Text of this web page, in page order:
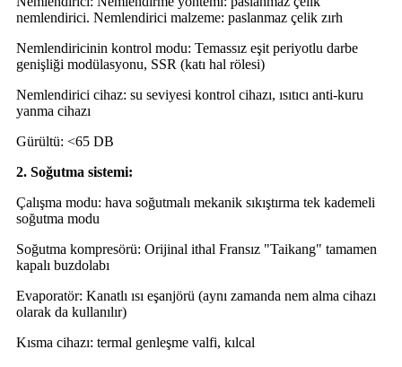
nemlendirici. Nemlendirici malzeme: paslanmaz çelik zırh
Nemlendiricinin kontrol modu: Temassız eşit periyotlu darbe
genişliği modülasyonu, SSR (katı hal rölesi)
Nemlendirici cihaz: su seviyesi kontrol cihazı, ısıtıcı anti-kuru
yanma cihazı
Gürültü: <65 DB
2. Soğutma sistemi:
Çalışma modu: hava soğutmalı mekanik sıkıştırma tek kademeli
soğutma modu
Soğutma kompresörü: Orijinal ithal Fransız "Taikang" tamamen
kapalı buzdolabı
Evaporatör: Kanatlı ısı eşanjörü (aynı zamanda nem alma cihazı
olarak da kullanılır)
Kısma cihazı: termal genleşme valfi, kılcal